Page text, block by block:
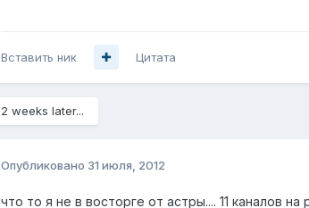
Вставить ник Цитата
2 weeks later...
Опубликовано 31 июля, 2012
что то я не в восторге от астры.... 11 каналов